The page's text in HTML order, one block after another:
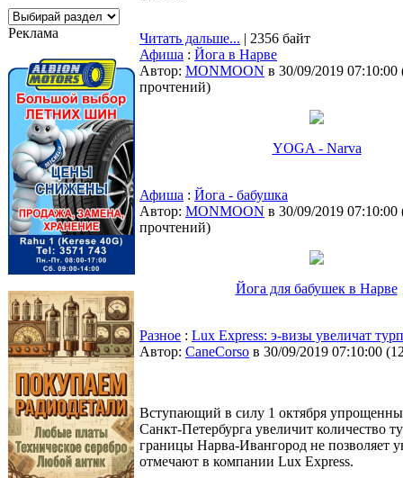
Реклама Читать дальше... | 2356 байт
Афиша : Йога в Нарве
Автор: MONMOON в 30/09/2019 07:10:00
прочтений)
YOGA - Narva
Афиша : Йога - бабушка
Автор: MONMOON в 30/09/2019 07:10:00
прочтений)
Йога для бабушек в Нарве
Разное : Lux Express: э-визы увеличат
Автор: CaneCorso в 30/09/2019 07:10:00 (
Вступающий в силу 1 октября
Санкт-Петербурга увеличит количество
границы Нарва-Ивангород не позволяет
отмечают в компании Lux Express.